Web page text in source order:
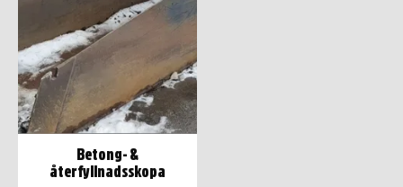
Betong- &
återfyllnadsskopa